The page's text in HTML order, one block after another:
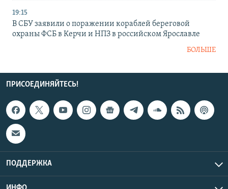
19:15
В СБУ заявили о поражении кораблей береговой
охраны ФСБ в Керчи и НПЗ в российском Ярославле
БОЛЬШЕ
ПРИСОЕДИНЯЙТЕСЬ!
ПОДДЕРЖКА